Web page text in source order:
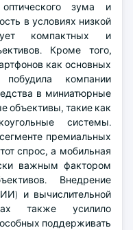
зума и
в условиях низкой
компактных и
Кроме того,
как основных
побудила компании
в миниатюрные
объективы, такие как
системы.
премиальных
спрос, а мобильная
важным фактором
Внедрение
и вычислительной
также усилило
поддерживать